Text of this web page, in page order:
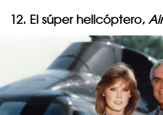
12. El súper helicóptero,